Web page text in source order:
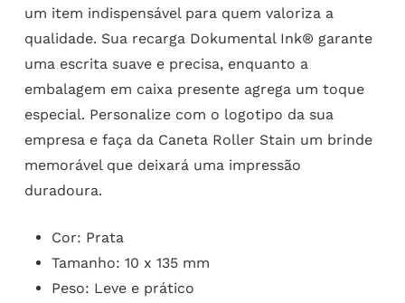
um item indispensável para quem valoriza a
qualidade. Sua recarga Dokumental Ink® garante
uma escrita suave e precisa, enquanto a
embalagem em caixa presente agrega um toque
especial. Personalize com o logotipo da sua
empresa e faça da Caneta Roller Stain um brinde
memorável que deixará uma impressão
duradoura.
Cor: Prata
Tamanho: 10 x 135 mm
Peso: Leve e prático